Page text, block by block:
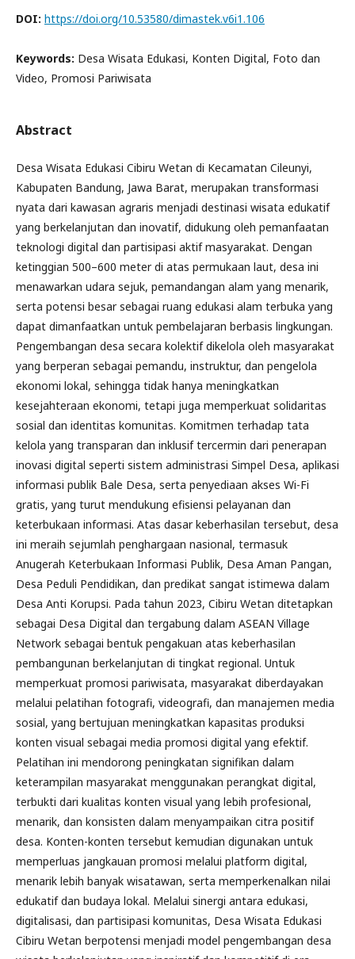
DOI: https://doi.org/10.53580/dimastek.v6i1.106
Keywords: Desa Wisata Edukasi, Konten Digital, Foto dan
Video, Promosi Pariwisata
Abstract
Desa Wisata Edukasi Cibiru Wetan di Kecamatan Cileunyi,
Kabupaten Bandung, Jawa Barat, merupakan transformasi
nyata dari kawasan agraris menjadi destinasi wisata edukatif
yang berkelanjutan dan inovatif, didukung oleh pemanfaatan
teknologi digital dan partisipasi aktif masyarakat. Dengan
ketinggian 500–600 meter di atas permukaan laut, desa ini
menawarkan udara sejuk, pemandangan alam yang menarik,
serta potensi besar sebagai ruang edukasi alam terbuka yang
dapat dimanfaatkan untuk pembelajaran berbasis lingkungan.
Pengembangan desa secara kolektif dikelola oleh masyarakat
yang berperan sebagai pemandu, instruktur, dan pengelola
ekonomi lokal, sehingga tidak hanya meningkatkan
kesejahteraan ekonomi, tetapi juga memperkuat solidaritas
sosial dan identitas komunitas. Komitmen terhadap tata
kelola yang transparan dan inklusif tercermin dari penerapan
inovasi digital seperti sistem administrasi Simpel Desa, aplikasi
informasi publik Bale Desa, serta penyediaan akses Wi-Fi
gratis, yang turut mendukung efisiensi pelayanan dan
keterbukaan informasi. Atas dasar keberhasilan tersebut, desa
ini meraih sejumlah penghargaan nasional, termasuk
Anugerah Keterbukaan Informasi Publik, Desa Aman Pangan,
Desa Peduli Pendidikan, dan predikat sangat istimewa dalam
Desa Anti Korupsi. Pada tahun 2023, Cibiru Wetan ditetapkan
sebagai Desa Digital dan tergabung dalam ASEAN Village
Network sebagai bentuk pengakuan atas keberhasilan
pembangunan berkelanjutan di tingkat regional. Untuk
memperkuat promosi pariwisata, masyarakat diberdayakan
melalui pelatihan fotografi, videografi, dan manajemen media
sosial, yang bertujuan meningkatkan kapasitas produksi
konten visual sebagai media promosi digital yang efektif.
Pelatihan ini mendorong peningkatan signifikan dalam
keterampilan masyarakat menggunakan perangkat digital,
terbukti dari kualitas konten visual yang lebih profesional,
menarik, dan konsisten dalam menyampaikan citra positif
desa. Konten-konten tersebut kemudian digunakan untuk
memperluas jangkauan promosi melalui platform digital,
menarik lebih banyak wisatawan, serta memperkenalkan nilai
edukatif dan budaya lokal. Melalui sinergi antara edukasi,
digitalisasi, dan partisipasi komunitas, Desa Wisata Edukasi
Cibiru Wetan berpotensi menjadi model pengembangan desa